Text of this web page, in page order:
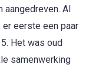
aangedreven. Al
eerste een paar
Het was oud
samenwerking